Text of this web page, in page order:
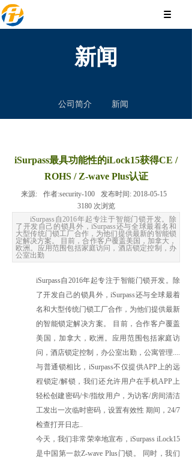
公司简介 新闻
新闻
iSurpass最具功能性的iLock15获得CE /
ROHS / Z-wave Plus认证
来源: 作者:security-100 发布时间: 2018-05-15
3180 次浏览
iSurpass自2016年起专注于智能门锁开发。除
了开发自己的锁具外，iSurpass还与全球最着名和
大型传统门锁工厂合作，为他们提供最新的智能锁
定解决方案。 目前，合作客户覆盖美国，加拿大，
欧洲。应用范围包括家庭访问，酒店锁定控制，办
公室出勤
iSurpass自2016年起专注于智能门锁开发。除
了开发自己的锁具外，iSurpass还与全球最着
名和大型传统门锁工厂合作，为他们提供最新
的智能锁定解决方案。 目前，合作客户覆盖
美国，加拿大，欧洲。应用范围包括家庭访
问，酒店锁定控制，办公室出勤，公寓管理....
与普通锁相比，iSurpass不仅提供APP上的远
程锁定/解锁，我们还允许用户在手机APP上
轻松创建密码/卡/指纹用户，为访客/房间清洁
工发出一次临时密码，设置有效性 期间，24/7
检查打开日志..
今天，我们非常荣幸地宣布，iSurpass iLock15
是中国第一款Z-wave Plus门锁。 同时，我们